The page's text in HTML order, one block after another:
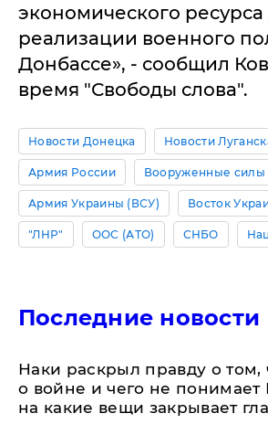
экономического ресурса
реализации военного
Донбассе», - сообщил
время "Свободы слова".
Новости Донецка Новости
Армия России Вооруженные силы
Армия Украины (ВСУ) Восток
"ЛНР" ООС (АТО) СНБО
Последние новости
Наки раскрыл правду о том,
о войне и чего не понимает
на какие вещи закрывает